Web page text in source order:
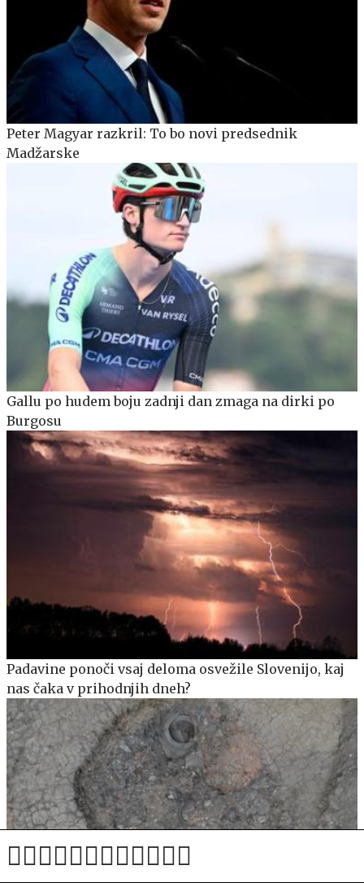
Peter Magyar razkril: To bo novi predsednik
Madžarske
Gallu po hudem boju zadnji dan zmaga na dirki po
Burgosu
Padavine ponoči vsaj deloma osvežile Slovenijo, kaj
nas čaka v prihodnjih dneh?